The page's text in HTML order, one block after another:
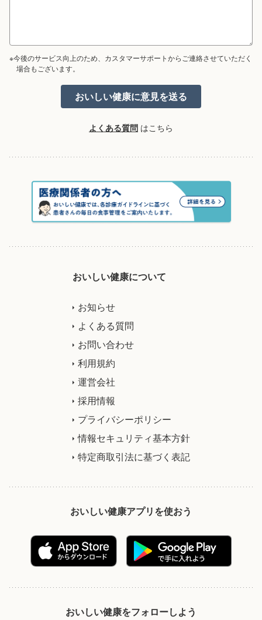
※今後のサービス向上のため、カスタマーサポートからご連絡させていただく
場合もございます。
よくある質問 はこちら
おいしい健康について
お知らせ
よくある質問
お問い合わせ
利用規約
運営会社
採用情報
プライバシーポリシー
情報セキュリティ基本方針
特定商取引法に基づく表記
おいしい健康アプリを使おう
おいしい健康をフォローしよう